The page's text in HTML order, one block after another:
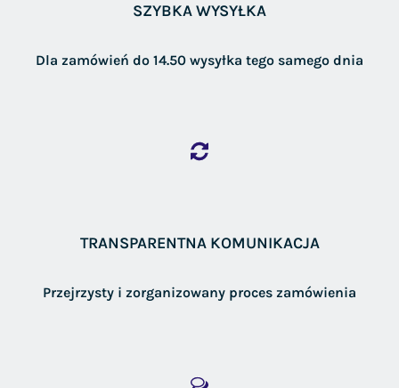
SZYBKA WYSYŁKA
Dla zamówień do 14.50 wysyłka tego samego dnia
TRANSPARENTNA KOMUNIKACJA
Przejrzysty i zorganizowany proces zamówienia